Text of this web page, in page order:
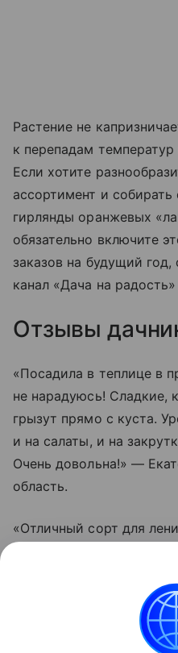
Растение не
к перепадам
Если хотите
ассортимент и
гирлянды оранжевых
обязательно включите
заказов на будущий
канал «Дача на
Отзывы
«Посадила в теплице в
не нарадуюсь! Сладкие,
грызут прямо с куста.
и на салаты, и на
Очень довольна!» —
область.
«Отличный сорт для
после дождей. Вкус
Буду сажать еще», —